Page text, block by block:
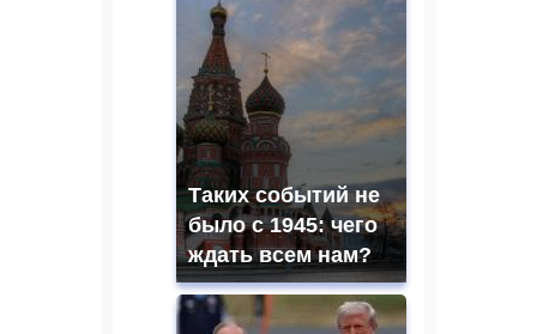
Таких событий не
было с 1945: чего
ждать всем нам?